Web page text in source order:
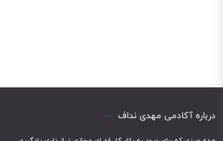
درباره آکادمی مهدی نداف